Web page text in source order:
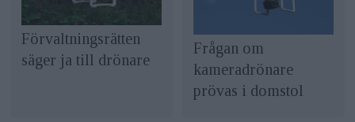
Förvaltningsrätten
säger ja till drönare
Frågan om
kameradrönare
prövas i domstol